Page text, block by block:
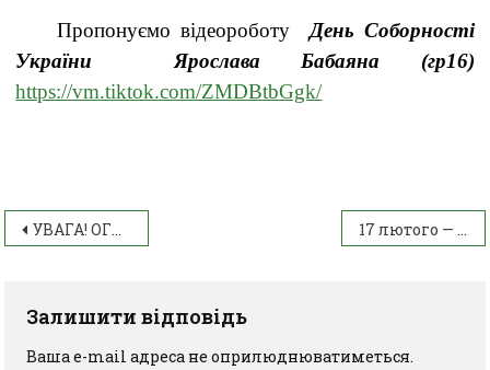
Пропонуємо відеороботу День Соборності
України Ярослава Бабаяна (гр16)
https://vm.tiktok.com/ZMDBtbGgk/
УВАГА! ОГОЛОШЕННЯ!!! 17 лютого — Всесвітній день доброти (World Kindness Day)
Залишити відповідь
Ваша e-mail адреса не оприлюднюватиметься.